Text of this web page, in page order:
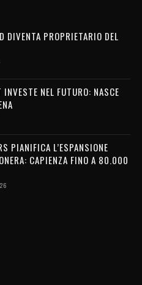
DIVENTA PROPRIETARIO DEL
NEL FUTURO: NASCE
PIANIFICA L’ESPANSIONE
CAPIENZA FINO A 80.000